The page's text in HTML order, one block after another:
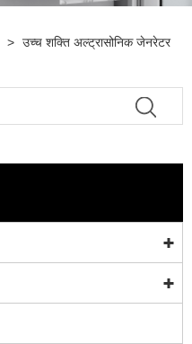
> उच्च शक्ति अल्ट्रासोनिक जेनरेटर